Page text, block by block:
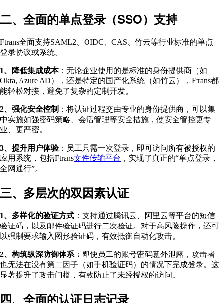
二、全面的单点登录（SSO）支持
Ftrans全面支持SAML2、OIDC、CAS、竹云等行业标准的单点
登录协议或系统。
1、降低集成成本：无论企业使用的是标准的身份提供商（如
Okta, Azure AD），还是特定的国产化系统（如竹云），Ftrans都
能轻松对接，避免了复杂的定制开发。
2、强化安全控制 ：将认证过程交由专业的身份提供商，可以集
中实施如强密码策略、会话管理等安全措施，使安全管控更专
业、更严密。
3、提升用户体验：员工只需一次登录，即可访问所有被授权的
应用系统，包括Ftrans文件传输平台 ，实现了真正的“单点登录，
全网通行”。
三、多层次的双因素认证
1、多样化的验证方式 ：支持通过腾讯云、阿里云等平台的短信
验证码，以及邮件验证码进行二次验证。对于高风险操作，还可
以强制要求输入图形验证码，有效抵御自动化攻击。
2、构筑纵深防御体系： 即使员工的账号密码意外泄露，攻击者
也无法在没有第二因子（如手机验证码）的情况下完成登录。这
显著提升了攻击门槛，有效防止了未经授权的访问。
四、全面的认证日志记录